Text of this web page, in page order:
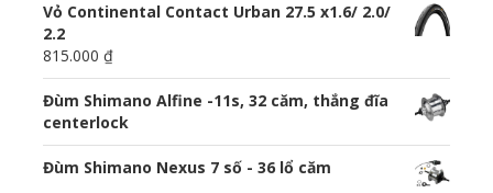
Vỏ Continental Contact Urban 27.5 x1.6/ 2.0/
2.2
815.000 ₫
Đùm Shimano Alfine -11s, 32 căm, thắng đĩa
centerlock
Đùm Shimano Nexus 7 số - 36 lổ căm